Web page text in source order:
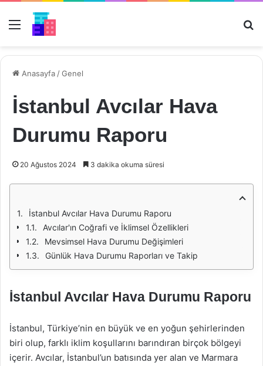
Menü
Anasayfa /Genel
İstanbul Avcılar Hava
Durumu Raporu
20 Ağustos 2024 3 dakika okuma süresi
İstanbul Avcılar Hava Durumu Raporu
Avcılar'ın Coğrafi ve İklimsel Özellikleri
Mevsimsel Hava Durumu Değişimleri
Günlük Hava Durumu Raporları ve Takip
İstanbul Avcılar Hava Durumu Raporu
İstanbul, Türkiye’nin en büyük ve en yoğun şehirlerinden
biri olup, farklı iklim koşullarını barındıran birçok bölgeyi
içerir. Avcılar, İstanbul’un batısında yer alan ve Marmara